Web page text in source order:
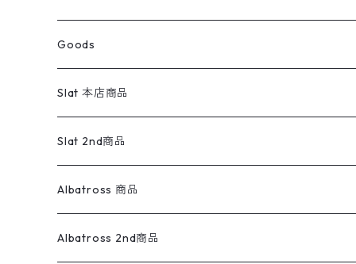
コート
ナイロンジャケット
セーター・カーディガン
スラックス
オーバーオール・つなぎ
ラルフローレン
リーバイス
Goods
Military
ワークジャケット
テーラードジャケット
ウールジャケット
ダウンジャケット
レザージャケット
柄シャツ
ワークシャツ
プリントスウェット
ロゴスウェット
ベスト
セーター・カーディガン
アランセーター
ウールセーター
フリース
スラックス
ワークパンツ
コーデュロイパンツ
オーバーオール・つなぎ
ショーツ
長袖
半袖
ベスト／キャミソール
スウェット
ニット
ジャケット
スカート
22cm以下
22.5cm
23cm
23.5cm
24cm
Goods
バンダナ
Slat 本店商品
Outer
Tee
Shirts
Slat 2nd商品
アウター
ハンティングジャケット
長袖シャツ
Albatross 商品
Vintage sweater
Albatross 2nd商品